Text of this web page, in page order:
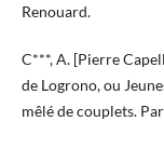
Renouard.
C***, A. [Pierre
de Logrono, ou
mêlé de couplets.